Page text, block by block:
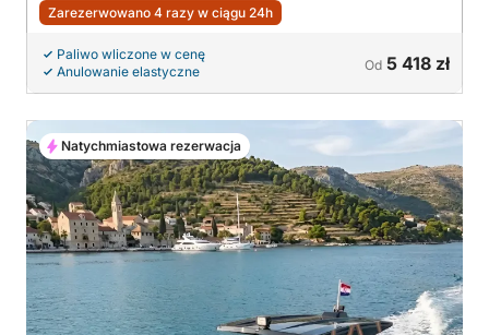
Zarezerwowano 4 razy w ciągu 24h
Paliwo wliczone w cenę
Anulowanie elastyczne
Od 5 418 zł
Natychmiastowa rezerwacja